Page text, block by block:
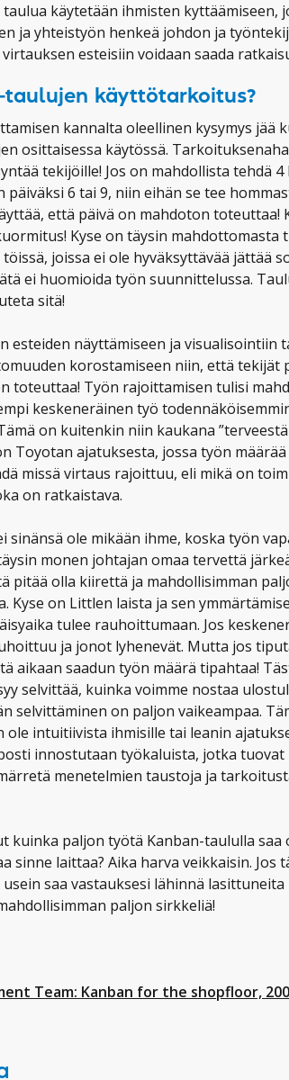
käytetään ihmisten kyttäämiseen,
ja yhteistyön henkeä johdon ja
esteisiin voidaan saada
taulujen käyttötarkoitus?
kannalta oleellinen kysymys jää
osittaisessa käytössä.
tekijöille! Jos on mahdollista tehdä 4
6 tai 9, niin eihän se tee
että päivä on mahdoton toteuttaa!
Kyse on täysin mahdottomasta
joissa ei ole hyväksyttävää jättää
ei huomioida työn suunnittelussa.
sitä!
esteiden näyttämiseen ja visualisointiin
korostamiseen niin, että tekijät
toteuttaa! Työn rajoittamisen tulisi
keskeneräinen työ
on kuitenkin niin kaukana
Toyotan ajatuksesta, jossa työn määrää
missä virtaus rajoittuu, eli mikä on
on ratkaistava.
ole mikään ihme, koska työn
monen johtajan omaa tervettä
pitää olla kiirettä ja mahdollisimman
Kyse on Littlen laista ja sen
tulee rauhoittumaan. Jos
ja jonot lyhenevät. Mutta jos
aikaan saadun työn määrä tipahtaa!
selvittää, kuinka voimme nostaa
selvittäminen on paljon vaikeampaa.
ole intuitiivista ihmisille tai leanin
innostutaan työkaluista, jotka tuovat
menetelmien taustoja ja
kuinka paljon työtä Kanban-taululla saa
sinne laittaa? Aika harva veikkaisin. Jos
saa vastauksesi lähinnä lasittuneita
paljon sirkkeliä!
Team: Kanban for the shopfloor,